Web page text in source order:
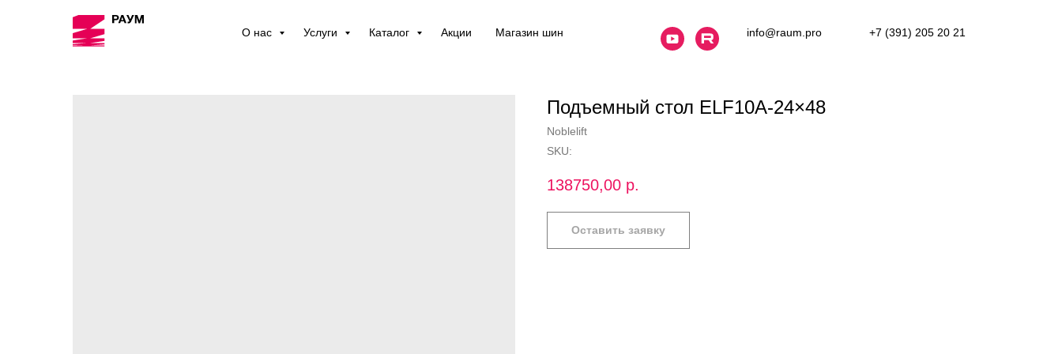
О нас Услуги Каталог Акции Магазин шин info@raum.pro +7 (391) 205 20 21
Подъемный стол ELF10A-24×48
Noblelift
SKU:
138750,00 р.
Оставить заявку